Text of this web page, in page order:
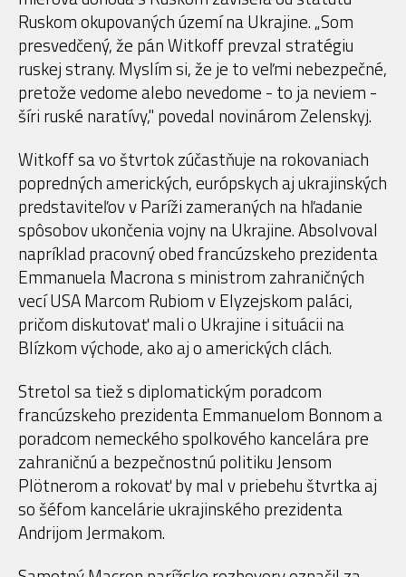
Ruskom okupovaných území na Ukrajine. „Som
presvedčený, že pán Witkoff prevzal stratégiu
ruskej strany. Myslím si, že je to veľmi nebezpečné,
pretože vedome alebo nevedome - to ja neviem -
šíri ruské naratívy," povedal novinárom Zelenskyj.
Witkoff sa vo štvrtok zúčastňuje na rokovaniach
popredných amerických, európskych aj ukrajinských
predstaviteľov v Paríži zameraných na hľadanie
spôsobov ukončenia vojny na Ukrajine. Absolvoval
napríklad pracovný obed francúzskeho prezidenta
Emmanuela Macrona s ministrom zahraničných
vecí USA Marcom Rubiom v Elyzejskom paláci,
pričom diskutovať mali o Ukrajine i situácii na
Blízkom východe, ako aj o amerických clách.
Stretol sa tiež s diplomatickým poradcom
francúzskeho prezidenta Emmanuelom Bonnom a
poradcom nemeckého spolkového kancelára pre
zahraničnú a bezpečnostnú politiku Jensom
Plötnerom a rokovať by mal v priebehu štvrtka aj
so šéfom kancelárie ukrajinského prezidenta
Andrijom Jermakom.